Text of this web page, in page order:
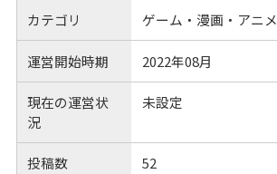
カテゴリ ゲーム・漫画・アニメ
運営開始時期 2022年08月
現在の運営状
況
未設定
投稿数 52